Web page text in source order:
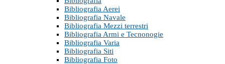
Bibliografia Aerei
Bibliografia Navale
Bibliografia Mezzi terrestri
Bibliografia Armi e Tecnonogie
Bibliografia Varia
Bibliografia Siti
Bibliografia Foto